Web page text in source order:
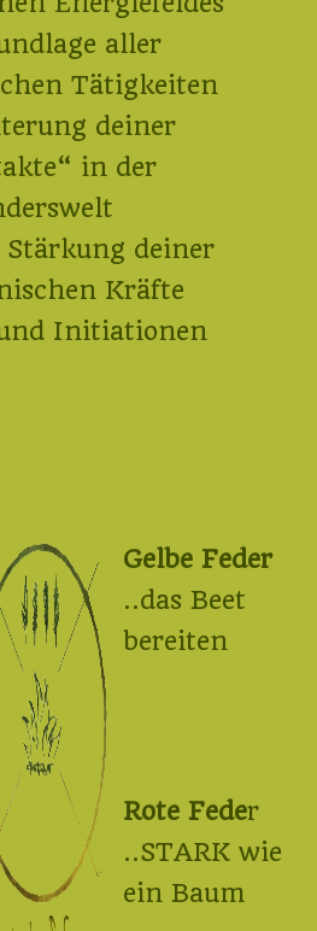
aller
Tätigkeiten
deiner
in der
deiner
Kräfte
Initiationen
Gelbe Feder
..das Beet
bereiten
Rote Feder
..STARK wie
ein Baum